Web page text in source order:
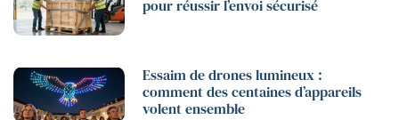
pour réussir l’envoi sécurisé
Essaim de drones lumineux :
comment des centaines d’appareils
volent ensemble